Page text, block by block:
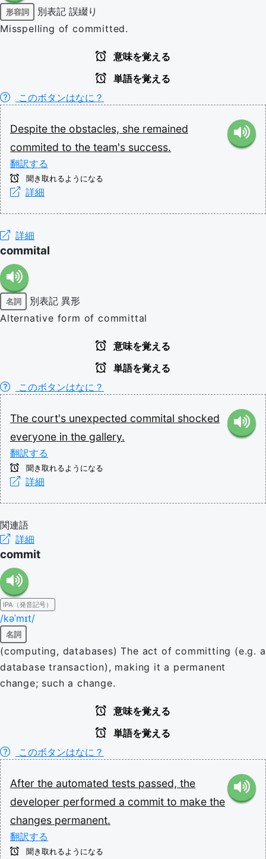
形容詞 別表記 誤綴り
Misspelling of committed.
意味を覚える
単語を覚える
このボタンはなに？
Despite the obstacles, she remained
commited to the team's success.
翻訳する
聞き取れるようになる
詳細
詳細
commital
名詞 別表記 異形
Alternative form of committal
意味を覚える
単語を覚える
このボタンはなに？
The court's unexpected commital shocked
everyone in the gallery.
翻訳する
聞き取れるようになる
詳細
関連語
詳細
commit
IPA（発音記号）
/kəˈmɪt/
名詞
(computing, databases) The act of committing (e.g. a
database transaction), making it a permanent
change; such a change.
意味を覚える
単語を覚える
このボタンはなに？
After the automated tests passed, the
developer performed a commit to make the
changes permanent.
翻訳する
聞き取れるようになる